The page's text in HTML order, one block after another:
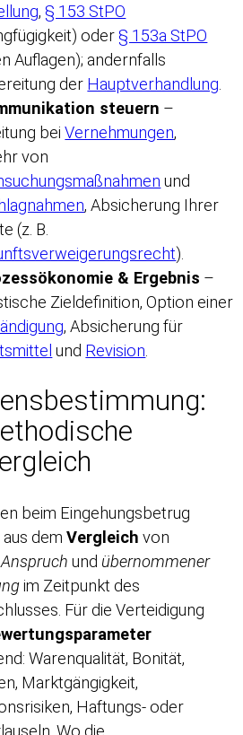
,§ 153 StPO
oder§ 153a StPO
Auflagen); andernfalls
der Hauptverhandlung
steuern –
beiVernehmungen,
von
und
, Absicherung Ihrer
(z. B.
).
& Ergebnis –
Zieldefinition, Option einer
, Absicherung für
und Revision
beim Eingehungsbetrug
aus demVergleich von
und übernommener
im Zeitpunkt des
Für die Verteidigung
Warenqualität, Bonität,
Marktgängigkeit,
Haftungs- oder
Wo die